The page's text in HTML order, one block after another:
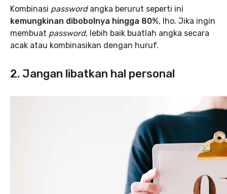
Kombinasi password angka berurut seperti ini
kemungkinan dibobolnya hingga 80%, lho. Jika ingin
membuat password, lebih baik buatlah angka secara
acak atau kombinasikan dengan huruf.
2. Jangan libatkan hal personal